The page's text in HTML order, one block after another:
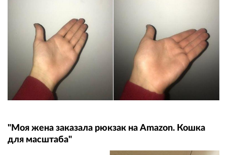
"Моя жена заказала рюкзак на Amazon. Кошка
для масштаба"